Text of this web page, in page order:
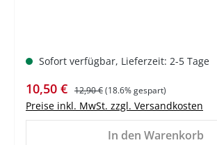
Sofort verfügbar, Lieferzeit: 2-5 Tage
Verkaufspreis:
10,50 € Regulärer Preis:
12,90 €(18.6% gespart)
Preise inkl. MwSt. zzgl. Versandkosten
In den Warenkorb